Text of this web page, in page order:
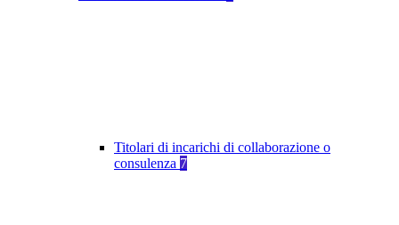
Titolari di incarichi di collaborazione o
consulenza 7